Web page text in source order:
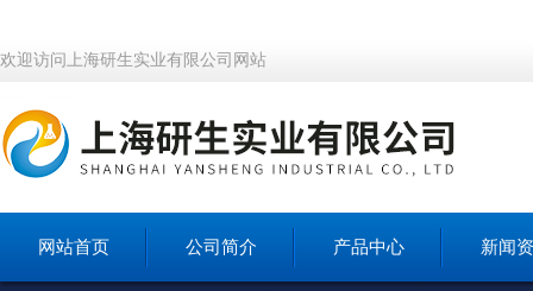
欢迎访问上海研生实业有限公司网站
网站首页 公司简介 产品中心 新闻